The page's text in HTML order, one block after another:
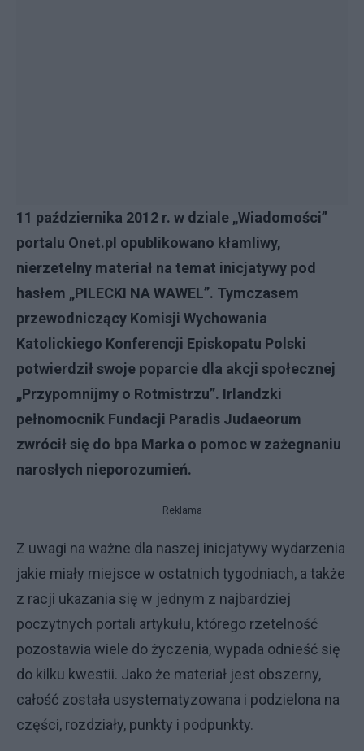
11 października 2012 r. w dziale „Wiadomości”
portalu Onet.pl opublikowano kłamliwy,
nierzetelny materiał na temat inicjatywy pod
hasłem „PILECKI NA WAWEL”. Tymczasem
przewodniczący Komisji Wychowania
Katolickiego Konferencji Episkopatu Polski
potwierdził swoje poparcie dla akcji społecznej
„Przypomnijmy o Rotmistrzu”. Irlandzki
pełnomocnik Fundacji Paradis Judaeorum
zwrócił się do bpa Marka o pomoc w zażegnaniu
narosłych nieporozumień.
Reklama
Z uwagi na ważne dla naszej inicjatywy wydarzenia
jakie miały miejsce w ostatnich tygodniach, a także
z racji ukazania się w jednym z najbardziej
poczytnych portali artykułu, którego rzetelność
pozostawia wiele do życzenia, wypada odnieść się
do kilku kwestii. Jako że materiał jest obszerny,
całość została usystematyzowana i podzielona na
części, rozdziały, punkty i podpunkty.